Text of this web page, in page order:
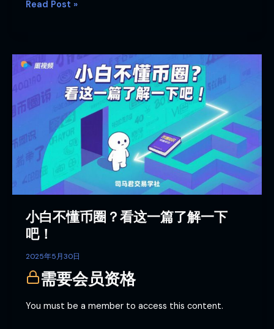
Read Post »
小白不懂币圈？看这一篇了解一下
吧！
2025年5月30日
需要会员资格
You must be a member to access this content.
小
不
懂
圈？
看
这
解
一
下
吧！